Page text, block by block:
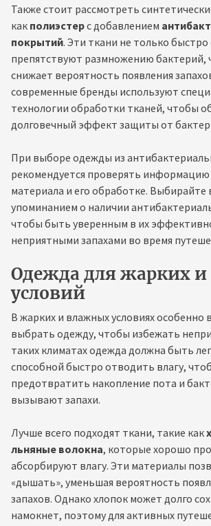
Также стоит рассмотреть
как полиэстерс добавлением
покрытий. Эти ткани не только быстро
препятствуют размножению бактерий,
снижает вероятность появления
современные бренды используют
технологии обработки тканей, чтобы
долговечный эффект защиты от
При выборе одежды из
рекомендуется проверять информацию
материала и его обработке. Выбирайте
упоминанием о наличии
чтобы быть уверенным в их
неприятными запахами во время
Одежда для жарких
условий
В жарких и влажных условиях особенно
выбрать одежду, чтобы избежать
таких климатах одежда должна быть
способной быстро отводить влагу,
предотвратить накопление пота и
вызывают запахи.
Лучше всего подходят ткани, такие как
льняные волокна, которые хорошо
абсорбируют влагу. Эти материалы
«дышать», уменьшая вероятность
запахов. Однако хлопок может долго
намокнет, поэтому для активных